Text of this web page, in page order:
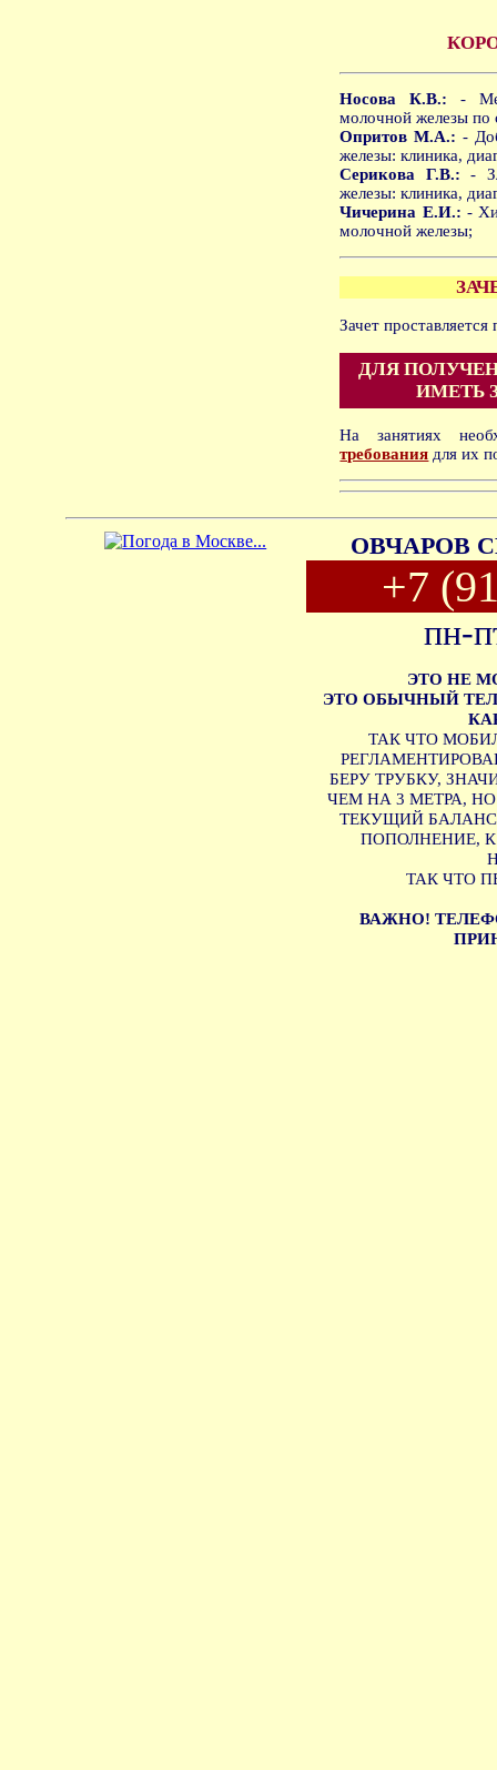
Носова К.В.: -
молочной железы по
Опритов М.А.: -
железы: клиника,
Серикова Г.В.: -
железы: клиника,
Чичерина Е.И.: -
молочной железы;
Зачет
ДЛЯ
ИМЕТЬ
На занятиях
требования для их
ОВЧАРОВ
+7
пн-
ЭТО НЕ
ЭТО ОБЫЧНЫЙ
ТАК ЧТО
БЕРУ ТРУБКУ,
ЧЕМ НА 3 МЕТРА,
ТЕКУЩИЙ
ПОПОЛНЕНИЕ,
ТАК ЧТО
ВАЖНО!